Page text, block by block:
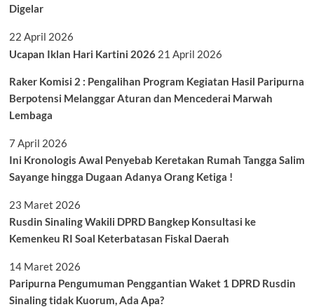
Digelar
22 April 2026
Ucapan Iklan Hari Kartini 2026 21 April 2026
Raker Komisi 2 : Pengalihan Program Kegiatan Hasil Paripurna
Berpotensi Melanggar Aturan dan Mencederai Marwah
Lembaga
7 April 2026
Ini Kronologis Awal Penyebab Keretakan Rumah Tangga Salim
Sayange hingga Dugaan Adanya Orang Ketiga !
23 Maret 2026
Rusdin Sinaling Wakili DPRD Bangkep Konsultasi ke
Kemenkeu RI Soal Keterbatasan Fiskal Daerah
14 Maret 2026
Paripurna Pengumuman Penggantian Waket 1 DPRD Rusdin
Sinaling tidak Kuorum, Ada Apa?